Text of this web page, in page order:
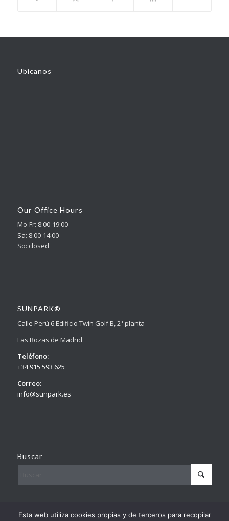
Ubícanos
Our Office Hours
Mo-Fr: 8:00-19:00
Sa: 8:00-14:00
So: closed
SUNPARK®
Calle Perú 6 Edificio Twin Golf B, 2ª planta
Las Rozas de Madrid
Teléfono:
+34 915 593 625
Correo:
info@sunpark.es
Buscar
© Copyright – Sunpark
Esta web utiliza cookies propias y de terceros para recopilar